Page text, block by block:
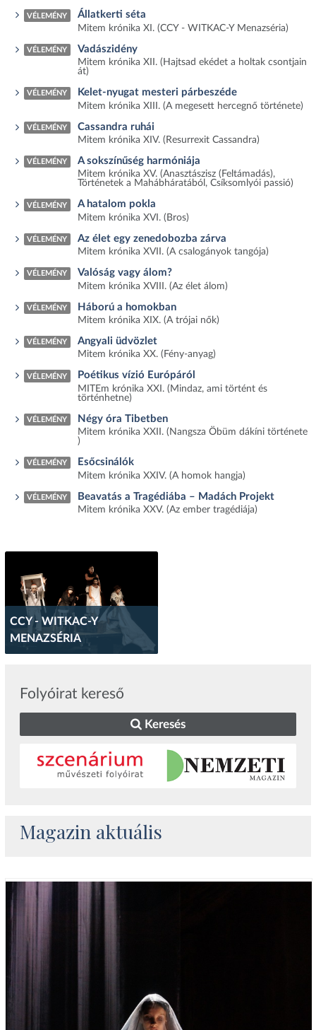
VÉLEMÉNY Állatkerti séta
Mitem krónika XI. (CCY - WITKAC-Y Menazséria)
VÉLEMÉNY Vadászidény
Mitem krónika XII. (Hajtsad ekédet a holtak csontjain
át)
VÉLEMÉNY Kelet-nyugat mesteri párbeszéde
Mitem krónika XIII. (A megesett hercegnő története)
VÉLEMÉNY Cassandra ruhái
Mitem krónika XIV. (Resurrexit Cassandra)
VÉLEMÉNY A sokszínűség harmóniája
Mitem krónika XV. (Anasztászisz (Feltámadás),
Történetek a Mahábháratából, Csíksomlyói passió)
VÉLEMÉNY A hatalom pokla
Mitem krónika XVI. (Bros)
VÉLEMÉNY Az élet egy zenedobozba zárva
Mitem krónika XVII. (A csalogányok tangója)
VÉLEMÉNY Valóság vagy álom?
Mitem krónika XVIII. (Az élet álom)
VÉLEMÉNY Háború a homokban
Mitem krónika XIX. (A trójai nők)
VÉLEMÉNY Angyali üdvözlet
Mitem krónika XX. (Fény-anyag)
VÉLEMÉNY Poétikus vízió Európáról
MITEm krónika XXI. (Mindaz, ami történt és
történhetne)
VÉLEMÉNY Négy óra Tibetben
Mitem krónika XXII. (Nangsza Öbüm dákíni története
)
VÉLEMÉNY Esőcsinálók
Mitem krónika XXIV. (A homok hangja)
VÉLEMÉNY Beavatás a Tragédiába – Madách Projekt
Mitem krónika XXV. (Az ember tragédiája)
CCY - WITKAC-Y
MENAZSÉRIA
Folyóirat kereső
Keresés
Magazin aktuális